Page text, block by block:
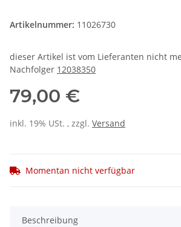
Artikelnummer: 11026730
dieser Artikel ist vom Lieferanten nicht
Nachfolger 12038350
79,00 €
inkl. 19% USt. , zzgl. Versand
Momentan nicht verfügbar
Beschreibung